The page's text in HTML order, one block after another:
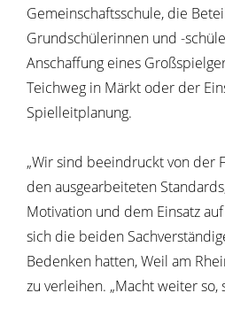
Gemeinschaftsschule, die
Grundschülerinnen und -
Anschaffung eines
Teichweg in Märkt oder der
Spielleitplanung.
„Wir sind beeindruckt von der
den ausgearbeiteten
Motivation und dem Einsatz
sich die beiden
Bedenken hatten, Weil am
zu verleihen. „Macht weiter so,